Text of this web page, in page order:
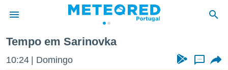
Tempo em Sarinovka
10:24 Domingo ...